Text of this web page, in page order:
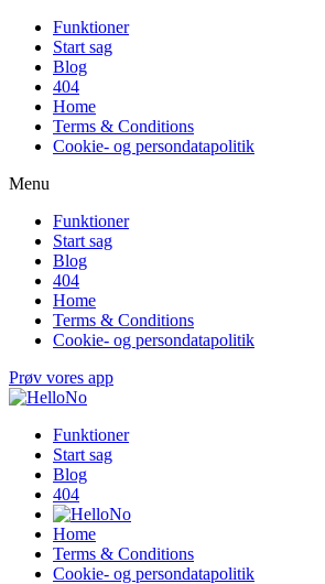
Funktioner
Start sag
Blog
404
Home
Terms & Conditions
Cookie- og persondatapolitik
Menu
Funktioner
Start sag
Blog
404
Home
Terms & Conditions
Cookie- og persondatapolitik
Prøv vores app
Funktioner
Start sag
Blog
404
Home
Terms & Conditions
Cookie- og persondatapolitik